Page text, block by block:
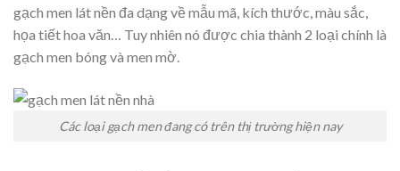
gạch men lát nền đa dạng về mẫu mã, kích thước, màu sắc,
họa tiết hoa văn… Tuy nhiên nó được chia thành 2 loại chính là
gạch men bóng và men mờ.
Các loại gạch men đang có trên thị trường hiện nay